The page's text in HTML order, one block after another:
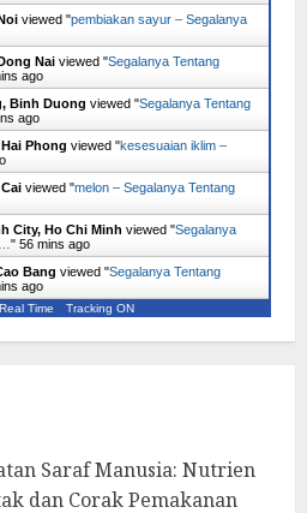
viewed "pembiakan sayur – Segalanya
Nai viewed "Segalanya Tentang
ago
Binh Duong viewed "Segalanya Tentang
ago
Phong viewed "kesesuaian iklim –
viewed "melon – Segalanya Tentang
City, Ho Chi Minh viewed "Segalanya
" 56 mins ago
Bang viewed "Segalanya Tentang
ago
Real Time Tracking ON
Saraf Manusia: Nutrien
dan Corak Pemakanan